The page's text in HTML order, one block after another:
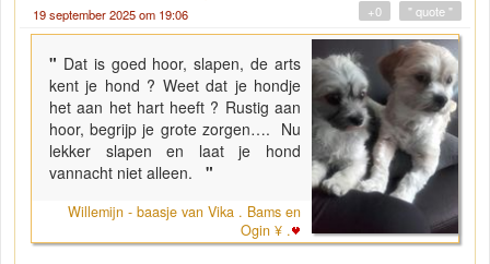
19 september 2025 om 19:06 " quote "
+0
" Dat is goed hoor, slapen, de arts
kent je hond ? Weet dat je hondje
het aan het hart heeft ? Rustig aan
hoor, begrijp je grote zorgen…. Nu
lekker slapen en laat je hond
vannacht niet alleen.
"
Willemijn - baasje van Vika . Bams en
Ogin ¥ .